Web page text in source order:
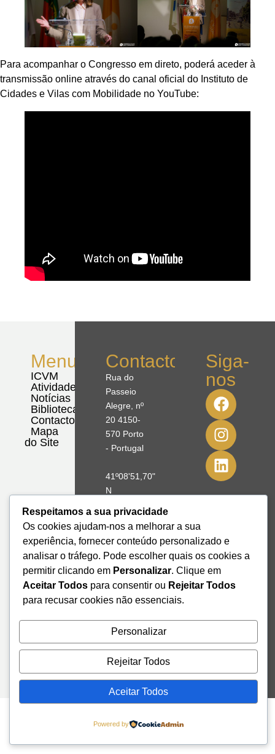
Para acompanhar o Congresso em direto, poderá aceder à
transmissão online através do canal oficial do Instituto de
Cidades e Vilas com Mobilidade no YouTube:
Menu
ICVM
Atividades
Notícias
Biblioteca
Contactos
Mapa
do Site
Contactos
Rua do
Passeio
Alegre, nº
20 4150-
570 Porto
- Portugal
41º08'51,70"
N
+351 228
328 115
geral@institutodemobilidade.org
Subscreva
a
Newsletter
Siga-
nos
Respeitamos a sua privacidade
Os cookies ajudam-nos a melhorar a sua
experiência, fornecer conteúdo personalizado e
analisar o tráfego. Pode escolher quais os cookies a
permitir clicando em Personalizar. Clique em
Aceitar Todos para consentir ou Rejeitar Todos
para recusar cookies não essenciais.
Personalizar
Rejeitar Todos
Aceitar Todos
Powered by